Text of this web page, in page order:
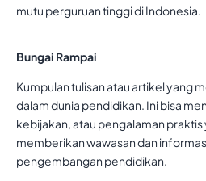
mutu perguruan tinggi di Indonesia.
Bungai Rampai
Kumpulan tulisan atau artikel yang
dalam dunia pendidikan. Ini bisa
kebijakan, atau pengalaman
memberikan wawasan dan
pengembangan pendidikan.